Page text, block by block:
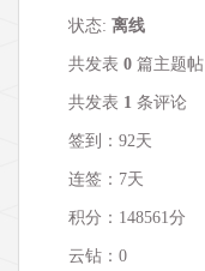
状态: 离线
共发表 0 篇主题帖
共发表 1 条评论
签到：92天
连签：7天
积分：148561分
云钻：0